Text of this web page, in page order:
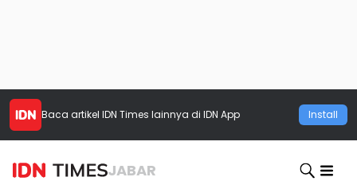
Baca artikel IDN Times lainnya di IDN App Install
JABAR